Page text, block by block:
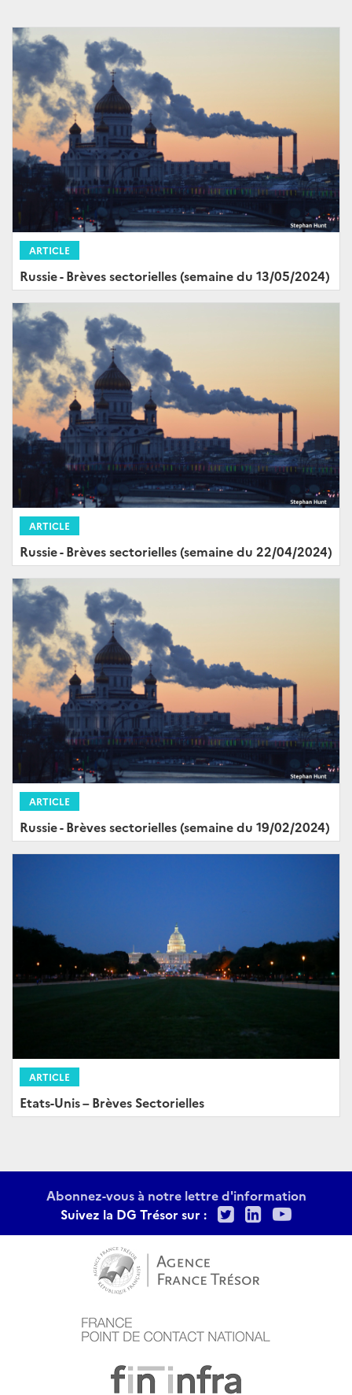
ARTICLE
Russie - Brèves sectorielles (semaine du 13/05/2024)
ARTICLE
Russie - Brèves sectorielles (semaine du 22/04/2024)
ARTICLE
Russie - Brèves sectorielles (semaine du 19/02/2024)
ARTICLE
Etats-Unis – Brèves Sectorielles
Abonnez-vous à notre lettre d'information
Suivez la DG Trésor sur :
TwitterLinkedIn